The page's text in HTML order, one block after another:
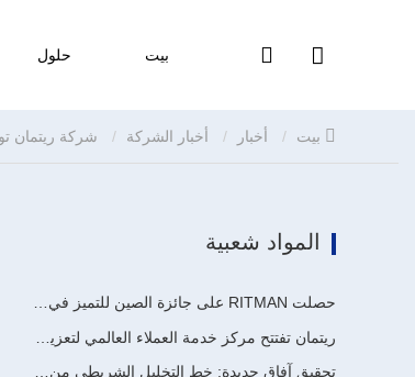
بيت حلول
أخبار أخبار الشركة
المواد شعبية
حصلت RITMAN على جائزة الصين للتميز في البراءات